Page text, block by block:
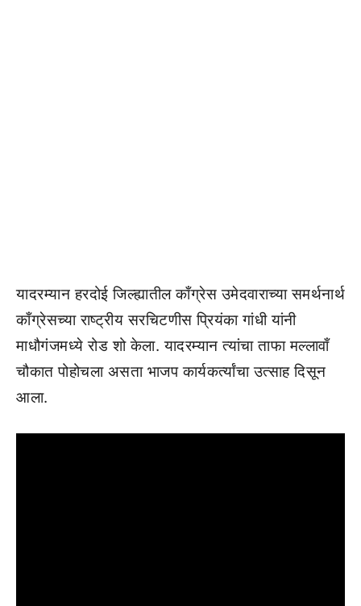
यादरम्यान हरदोई जिल्ह्यातील काँग्रेस उमेदवाराच्या समर्थनार्थ
काँग्रेसच्या राष्ट्रीय सरचिटणीस प्रियंका गांधी यांनी
माधौगंजमध्ये रोड शो केला. यादरम्यान त्यांचा ताफा मल्लावाँ
चौकात पोहोचला असता भाजप कार्यकर्त्यांचा उत्साह दिसून
आला.